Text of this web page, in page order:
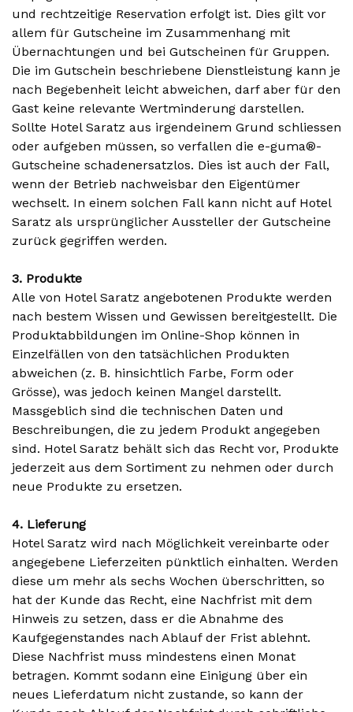
und rechtzeitige Reservation erfolgt ist. Dies gilt vor
allem für Gutscheine im Zusammenhang mit
Übernachtungen und bei Gutscheinen für Gruppen.
Die im Gutschein beschriebene Dienstleistung kann je
nach Begebenheit leicht abweichen, darf aber für den
Gast keine relevante Wertminderung darstellen.
Sollte Hotel Saratz aus irgendeinem Grund schliessen
oder aufgeben müssen, so verfallen die e-guma®-
Gutscheine schadenersatzlos. Dies ist auch der Fall,
wenn der Betrieb nachweisbar den Eigentümer
wechselt. In einem solchen Fall kann nicht auf Hotel
Saratz als ursprünglicher Aussteller der Gutscheine
zurück gegriffen werden.
3. Produkte
Alle von Hotel Saratz angebotenen Produkte werden
nach bestem Wissen und Gewissen bereitgestellt. Die
Produktabbildungen im Online-Shop können in
Einzelfällen von den tatsächlichen Produkten
abweichen (z. B. hinsichtlich Farbe, Form oder
Grösse), was jedoch keinen Mangel darstellt.
Massgeblich sind die technischen Daten und
Beschreibungen, die zu jedem Produkt angegeben
sind. Hotel Saratz behält sich das Recht vor, Produkte
jederzeit aus dem Sortiment zu nehmen oder durch
neue Produkte zu ersetzen.
4. Lieferung
Hotel Saratz wird nach Möglichkeit vereinbarte oder
angegebene Lieferzeiten pünktlich einhalten. Werden
diese um mehr als sechs Wochen überschritten, so
hat der Kunde das Recht, eine Nachfrist mit dem
Hinweis zu setzen, dass er die Abnahme des
Kaufgegenstandes nach Ablauf der Frist ablehnt.
Diese Nachfrist muss mindestens einen Monat
betragen. Kommt sodann eine Einigung über ein
neues Lieferdatum nicht zustande, so kann der